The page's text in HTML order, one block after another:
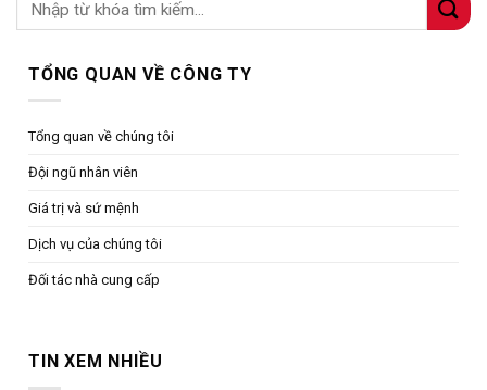
TỔNG QUAN VỀ CÔNG TY
Tổng quan về chúng tôi
Đội ngũ nhân viên
Giá trị và sứ mệnh
Dịch vụ của chúng tôi
Đối tác nhà cung cấp
TIN XEM NHIỀU